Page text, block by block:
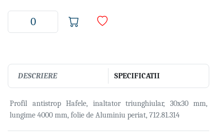
DESCRIERE SPECIFICATII
Profil antistrop Hafele, inaltator triunghiular, 30x30 mm,
lungime 4000 mm, folie de Aluminiu periat, 712.81.314